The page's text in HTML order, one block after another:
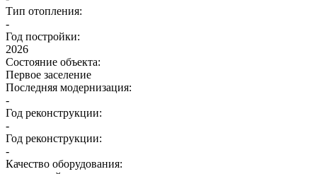
Тип отопления:
-
Год постройки:
2026
Состояние объекта:
Первое заселение
Последняя модернизация:
-
Год реконструкции:
-
Год реконструкции:
-
Качество оборудования: